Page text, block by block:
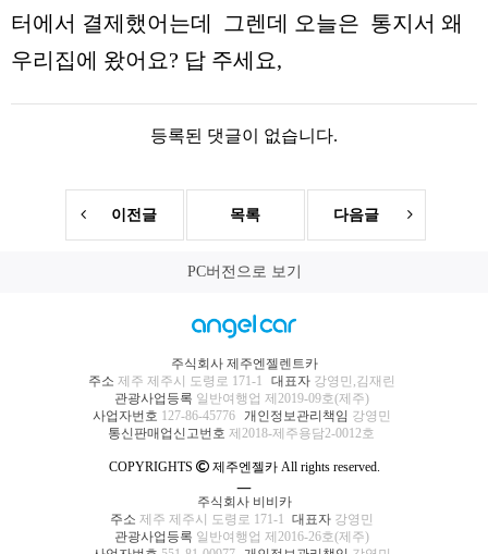
터에서 결제했어는데 그렌데 오늘은 통지서 왜
우리집에 왔어요? 답 주세요,
등록된 댓글이 없습니다.
이전글 목록 다음글
PC버전으로 보기
주식회사 제주엔젤렌트카
주소 제주 제주시 도령로 171-1 대표자 강영민,김재린
관광사업등록 일반여행업 제2019-09호(제주)
사업자번호 127-86-45776 개인정보관리책임 강영민
통신판매업신고번호 제2018-제주용담2-0012호
COPYRIGHTS 제주엔젤카 All rights reserved.
ㅡ
주식회사 비비카
주소 제주 제주시 도령로 171-1 대표자 강영민
관광사업등록 일반여행업 제2016-26호(제주)